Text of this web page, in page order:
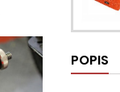
POPIS